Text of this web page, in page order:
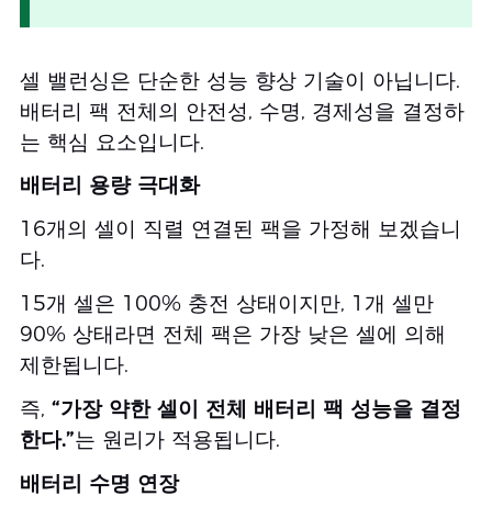
셀 밸런싱은 단순한 성능 향상 기술이 아닙니다.
배터리 팩 전체의 안전성, 수명, 경제성을 결정하
는 핵심 요소입니다.
배터리 용량 극대화
16개의 셀이 직렬 연결된 팩을 가정해 보겠습니
다.
15개 셀은 100% 충전 상태이지만, 1개 셀만
90% 상태라면 전체 팩은 가장 낮은 셀에 의해
제한됩니다.
즉, “가장 약한 셀이 전체 배터리 팩 성능을 결정
한다.”는 원리가 적용됩니다.
배터리 수명 연장